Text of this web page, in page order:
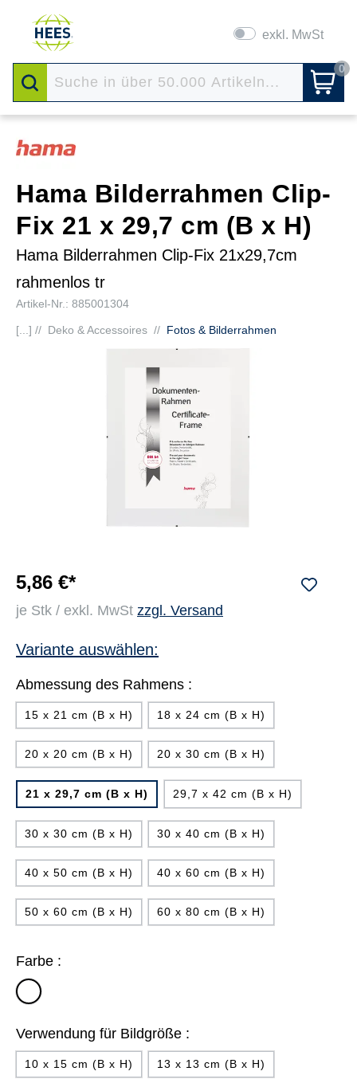
exkl. MwSt
0
Hama Bilderrahmen Clip-
Fix 21 x 29,7 cm (B x H)
Hama Bilderrahmen Clip-Fix 21x29,7cm
rahmenlos tr
Artikel-Nr.: 885001304
[...] // Deko & Accessoires // Fotos & Bilderrahmen
5,86 €*
je Stk / exkl. MwSt zzgl. Versand
Variante auswählen:
Abmessung des Rahmens :
15 x 21 cm (B x H) 18 x 24 cm (B x H)
20 x 20 cm (B x H) 20 x 30 cm (B x H)
21 x 29,7 cm (B x H) 29,7 x 42 cm (B x H)
30 x 30 cm (B x H) 30 x 40 cm (B x H)
40 x 50 cm (B x H) 40 x 60 cm (B x H)
50 x 60 cm (B x H) 60 x 80 cm (B x H)
Farbe :
transparent
Verwendung für Bildgröße :
10 x 15 cm (B x H) 13 x 13 cm (B x H)